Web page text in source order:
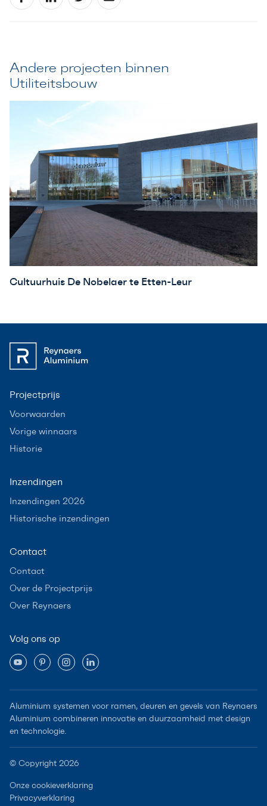
Andere projecten binnen
Utiliteitsbouw
Cultuurhuis De Nobelaer te Etten-Leur
Projectprijs
Voorwaarden
Vorige winnaars
Historie
Inzendingen
Inzendingen 2026
Historische inzendingen
Contact
Contact
Over de Projectprijs
Over Reynaers
Volg ons op
Aluminium systemen voor ramen, deuren en gevels van Reynaers
Aluminium combineren innovatie en duurzaamheid met design
en technologie.
© Copyright 2026
Onze cookieverklaring
Privacyverklaring